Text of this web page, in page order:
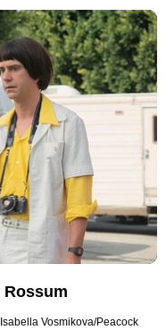
Rossum
Vosmikova/Peacock